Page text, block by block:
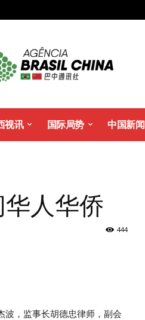
视讯 国际局势 中国新闻
人华侨
444
波，监事长胡德忠律师，副会